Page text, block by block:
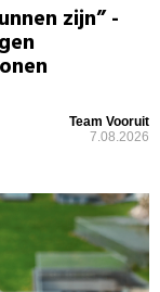
zijn” -
Team Vooruit
7.08.2026